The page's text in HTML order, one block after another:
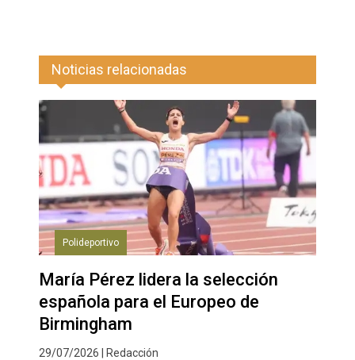
Noticias relacionadas
Polideportivo
María Pérez lidera la selección
española para el Europeo de
Birmingham
29/07/2026 | Redacción